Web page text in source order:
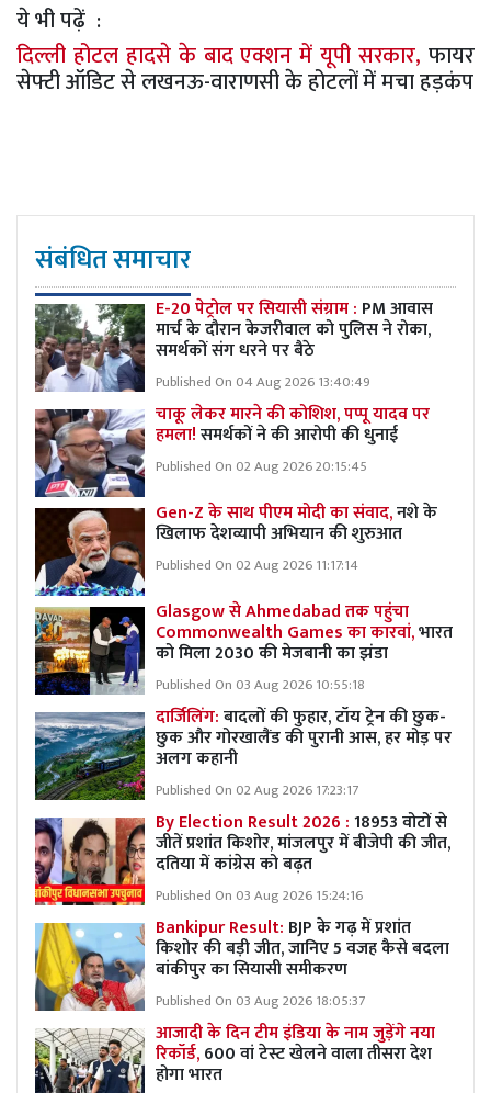
ये भी पढ़ें :
दिल्ली होटल हादसे के बाद एक्शन में यूपी सरकार, फायर
सेफ्टी ऑडिट से लखनऊ-वाराणसी के होटलों में मचा हड़कंप
संबंधित समाचार
E-20 पेट्रोल पर सियासी संग्राम : PM आवास
मार्च के दौरान केजरीवाल को पुलिस ने रोका,
समर्थकों संग धरने पर बैठे
Published On 04 Aug 2026 13:40:49
चाकू लेकर मारने की कोशिश, पप्पू यादव पर
हमला!समर्थकों ने की आरोपी की धुनाई
Published On 02 Aug 2026 20:15:45
Gen-Z के साथ पीएम मोदी का संवाद,नशे के
खिलाफ देशव्यापी अभियान की शुरुआत
Published On 02 Aug 2026 11:17:14
Glasgow से Ahmedabad तक पहुंचा
Commonwealth Games का कारवां,भारत
को मिला 2030 की मेजबानी का झंडा
Published On 03 Aug 2026 10:55:18
दार्जिलिंग:बादलों की फुहार, टॉय ट्रेन की छुक-
छुक और गोरखालैंड की पुरानी आस, हर मोड़ पर
अलग कहानी
Published On 02 Aug 2026 17:23:17
By Election Result 2026 :18953 वोटों से
जीतें प्रशांत किशोर, मांजलपुर में बीजेपी की जीत,
दतिया में कांग्रेस को बढ़त
Published On 03 Aug 2026 15:24:16
Bankipur Result: BJP के गढ़ में प्रशांत
किशोर की बड़ी जीत, जानिए 5 वजह कैसे बदला
बांकीपुर का सियासी समीकरण
Published On 03 Aug 2026 18:05:37
आजादी के दिन टीम इंडिया के नाम जुड़ेंगे नया
रिकॉर्ड,600 वां टेस्ट खेलने वाला तीसरा देश
होगा भारत